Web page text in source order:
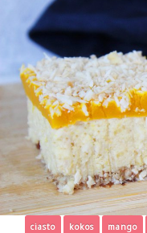
ciasto kokos mango